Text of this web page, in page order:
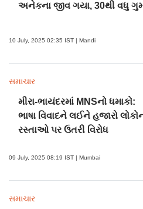
અનેકના જીવ ગયા, 30થી વધુ
10 July, 2025 02:35 IST | Mandi
સમાચાર
મીરા-ભાયંદરમાં MNSનો ધમાકો:
ભાષા વિવાદને લઈને હજારો
રસ્તાઓ પર ઉતરી વિરોધ
09 July, 2025 08:19 IST | Mumbai
સમાચાર